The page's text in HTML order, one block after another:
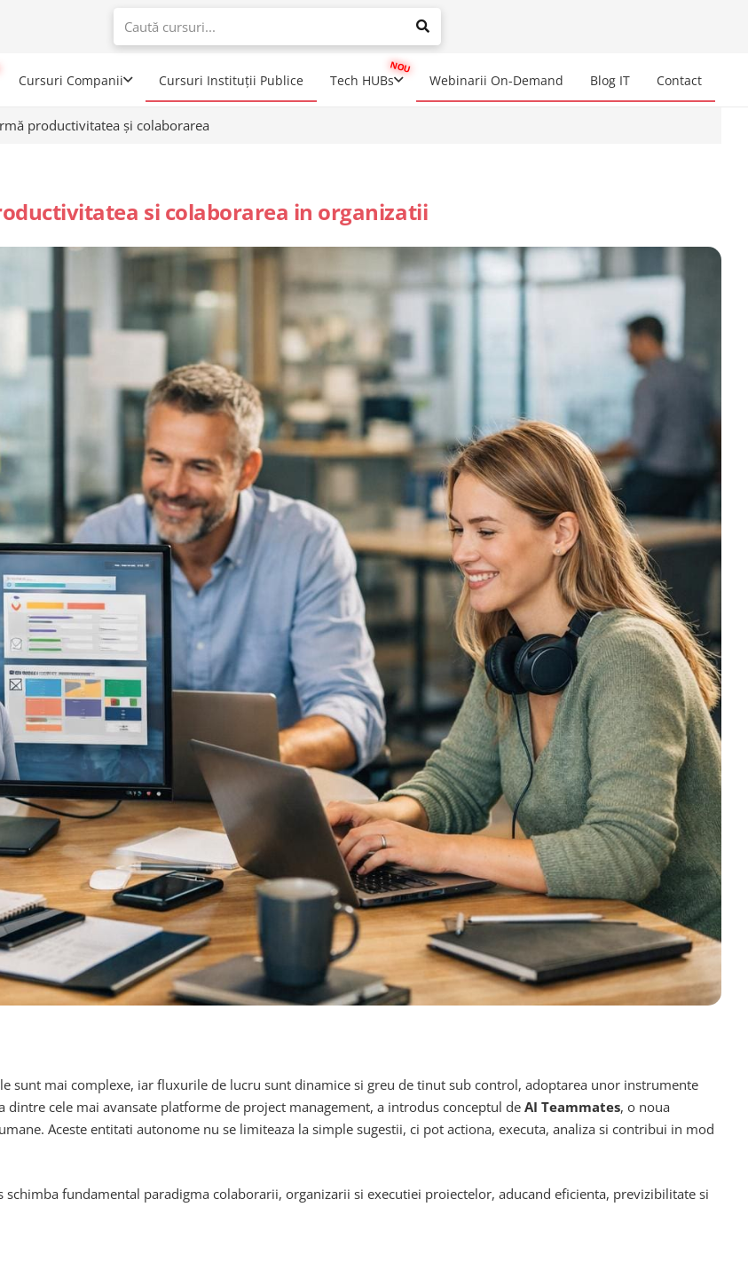
When autocomplete results are available use up and down arrows to
Cursuri Companii Cursuri Instituții Publice Tech HUBs Webinarii On-Demand Blog IT Contact
productivitatea și colaborarea
si colaborarea in organizatii
sunt mai complexe, iar fluxurile de lucru sunt dinamice si greu de tinut sub control, adoptarea unor instrumente
dintre cele mai avansate platforme de project management, a introdus conceptul de AI Teammates, o noua
Aceste entitati autonome nu se limiteaza la simple sugestii, ci pot actiona, executa, analiza si contribui in mod
schimba fundamental paradigma colaborarii, organizarii si executiei proiectelor, aducand eficienta, previzibilitate si